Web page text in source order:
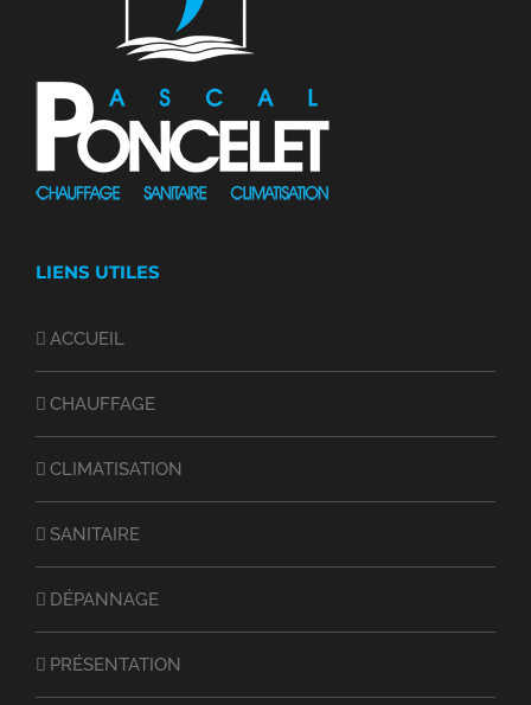
LIENS UTILES
ACCUEIL
CHAUFFAGE
CLIMATISATION
SANITAIRE
DÉPANNAGE
PRÉSENTATION